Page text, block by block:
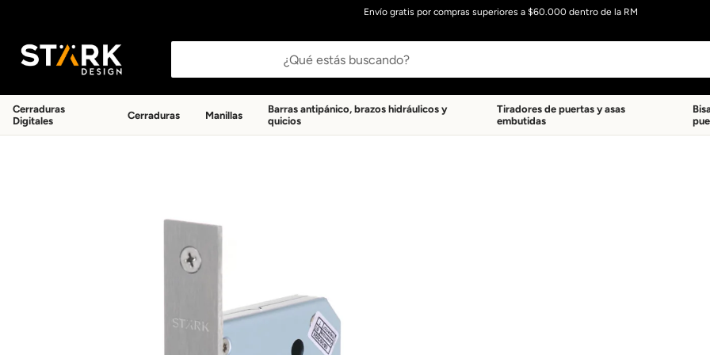
Envío gratis por compras superiores a $60.000 dentro de la RM
Cerraduras
Digitales
Cerraduras Manillas
Barras antipánico, brazos hidráulicos y
quicios
Tiradores de puertas y asas
embutidas